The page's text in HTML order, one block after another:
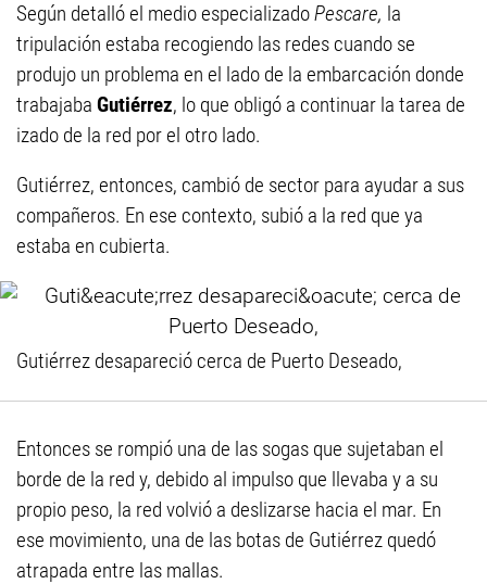
Según detalló el medio especializadoPescare, la
tripulación estaba recogiendo las redes cuando se
produjo un problema en el lado de la embarcación donde
trabajaba Gutiérrez, lo que obligó a continuar la tarea de
izado de la red por el otro lado.
Gutiérrez, entonces, cambió de sector para ayudar a sus
compañeros. En ese contexto, subió a la red que ya
estaba en cubierta.
Gutiérrez desapareció cerca de Puerto Deseado,
Entonces se rompió una de las sogas que sujetaban el
borde de la red y, debido al impulso que llevaba y a su
propio peso, la red volvió a deslizarse hacia el mar. En
ese movimiento, una de las botas de Gutiérrez quedó
atrapada entre las mallas.